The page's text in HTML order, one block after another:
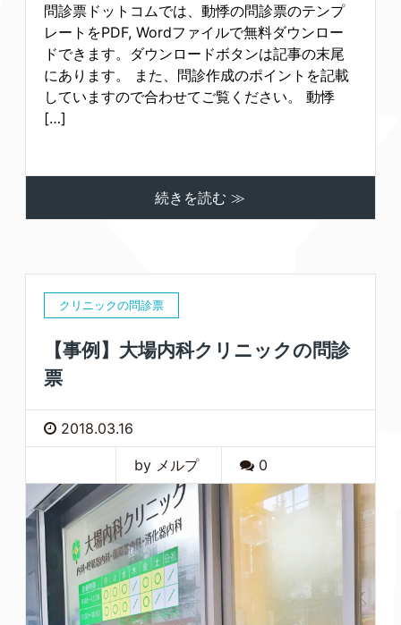
問診票ドットコムでは、動悸の問診票のテンプ
レートをPDF, Wordファイルで無料ダウンロー
ドできます。ダウンロードボタンは記事の末尾
にあります。 また、問診作成のポイントを記載
していますので合わせてご覧ください。 動悸
[…]
続きを読む ≫
クリニックの問診票
【事例】大場内科クリニックの問診
票
2018.03.16
by メルプ 0